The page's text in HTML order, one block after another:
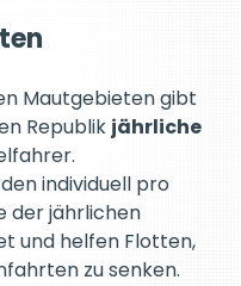
Mautgebieten gibt
Republik jährliche
individuell pro
der jährlichen
und helfen Flotten,
zu senken.